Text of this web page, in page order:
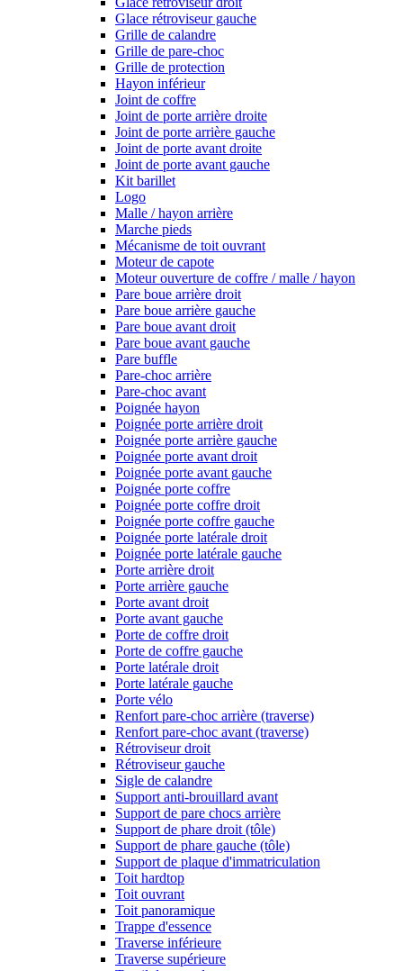
Glace rétroviseur gauche
Grille de calandre
Grille de pare-choc
Grille de protection
Hayon inférieur
Joint de coffre
Joint de porte arrière droite
Joint de porte arrière gauche
Joint de porte avant droite
Joint de porte avant gauche
Kit barillet
Logo
Malle / hayon arrière
Marche pieds
Mécanisme de toit ouvrant
Moteur de capote
Moteur ouverture de coffre / malle / hayon
Pare boue arrière droit
Pare boue arrière gauche
Pare boue avant droit
Pare boue avant gauche
Pare buffle
Pare-choc arrière
Pare-choc avant
Poignée hayon
Poignée porte arrière droit
Poignée porte arrière gauche
Poignée porte avant droit
Poignée porte avant gauche
Poignée porte coffre
Poignée porte coffre droit
Poignée porte coffre gauche
Poignée porte latérale droit
Poignée porte latérale gauche
Porte arrière droit
Porte arrière gauche
Porte avant droit
Porte avant gauche
Porte de coffre droit
Porte de coffre gauche
Porte latérale droit
Porte latérale gauche
Porte vélo
Renfort pare-choc arrière (traverse)
Renfort pare-choc avant (traverse)
Rétroviseur droit
Rétroviseur gauche
Sigle de calandre
Support anti-brouillard avant
Support de pare chocs arrière
Support de phare droit (tôle)
Support de phare gauche (tôle)
Support de plaque d'immatriculation
Toit hardtop
Toit ouvrant
Toit panoramique
Trappe d'essence
Traverse inférieure
Traverse supérieure